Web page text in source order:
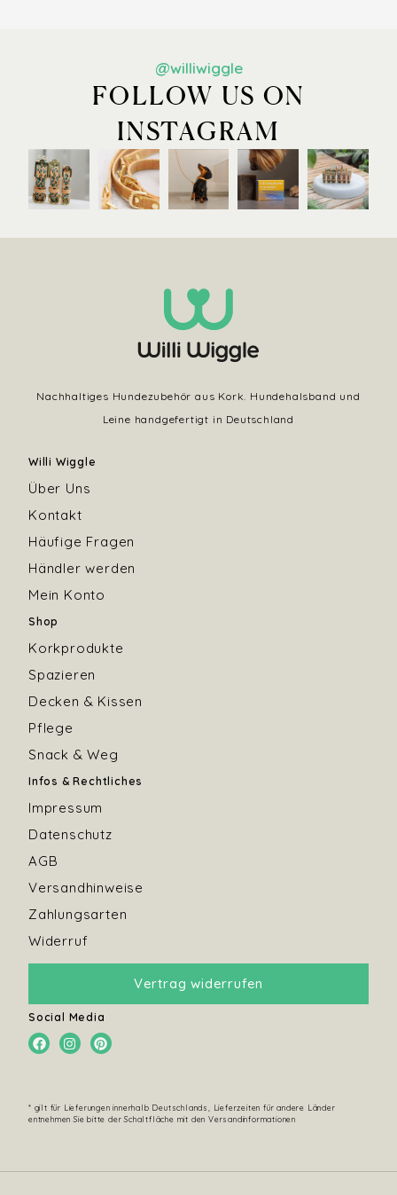
@williwiggle
FOLLOW US ON
INSTAGRAM
Nachhaltiges Hundezubehör aus Kork. Hundehalsband und
Leine handgefertigt in Deutschland
Willi Wiggle
Über Uns
Kontakt
Häufige Fragen
Händler werden
Mein Konto
Shop
Korkprodukte
Spazieren
Decken & Kissen
Pflege
Snack & Weg
Infos & Rechtliches
Impressum
Datenschutz
AGB
Versandhinweise
Zahlungsarten
Widerruf
Vertrag widerrufen
Social Media
* gilt für Lieferungen innerhalb Deutschlands, Lieferzeiten für andere Länder
entnehmen Sie bitte der Schaltfläche mit den Versandinformationen